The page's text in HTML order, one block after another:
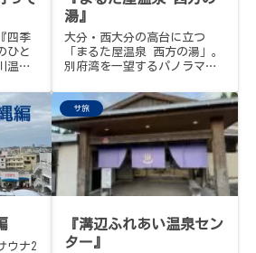
わら
四季
ひと
温泉
帰り
湯』
大分・西大分の高台に立つ
「まるた屋温泉 西方の湯」。
別府湾を一望するパノラマ外
天のととのい椅子＆ベッド、
入口に「昭和ストロング」と
書かれたガス遠赤の正統派サ
ウナ室、目の前の源泉をキリ
ッと冷やした琥珀色の水風
呂。竹製の自然冷却装置で源
泉を冷やすSDGsエコシステム
も見もの。西大分駅から徒歩
円・PayPay可。サ旅メシは中
華料理「王府」で大分名物ニ
ウナ2
サ旅
『溝辺ふれあい温泉セン
ター』